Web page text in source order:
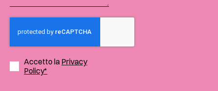
Accetto la Privacy
Policy*